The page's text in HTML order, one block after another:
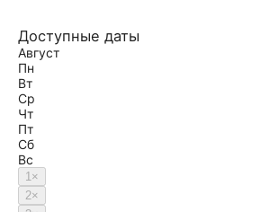
Доступные даты
Август
Пн
Вт
Ср
Чт
Пт
Сб
Вс
1×
2×